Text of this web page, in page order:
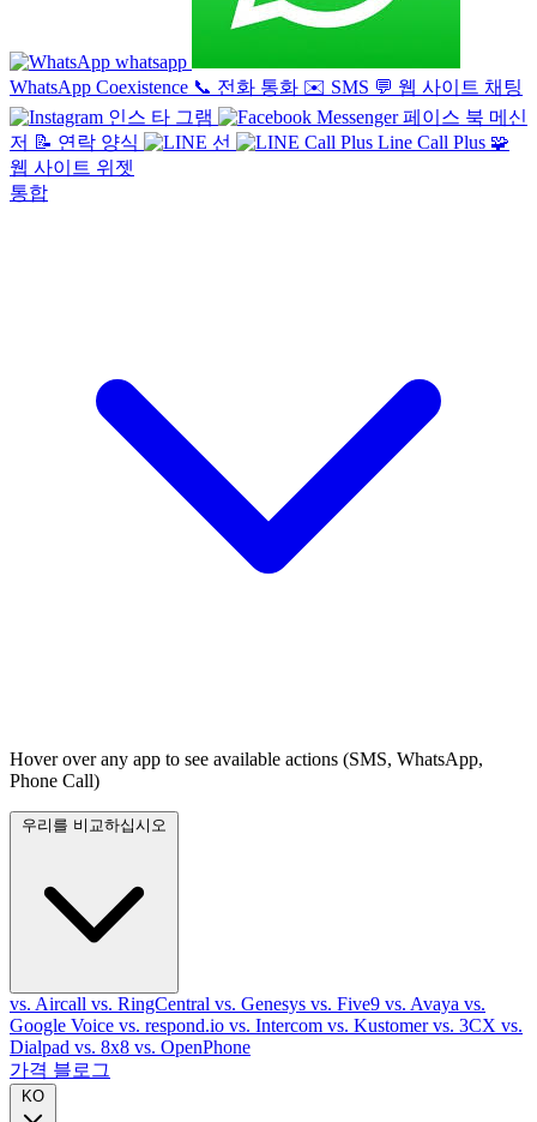
whatsapp
WhatsApp Coexistence 📞 전화 통화 ✉️ SMS 💬 웹 사이트 채팅
인스 타 그램
페이스 북 메신
저 📝 연락 양식 선 Line Call Plus 🧩
웹 사이트 위젯
통합
Hover over any app to see available actions (SMS, WhatsApp,
Phone Call)
vs. Aircall vs. RingCentral vs. Genesys vs. Five9 vs. Avaya vs.
Google Voice vs. respond.io vs. Intercom vs. Kustomervs. 3CX vs.
Dialpad vs. 8x8 vs. OpenPhone
가격 블로그
KO